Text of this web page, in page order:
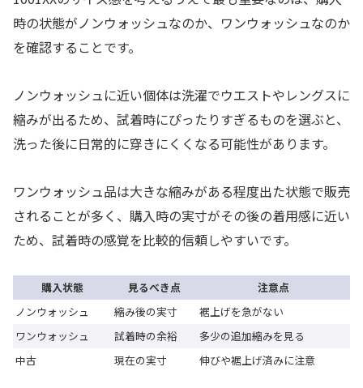
時の状態がノンウォッシュなのか、ワンウォッシュなのか
を確認することです。
ノンウォッシュに近い個体は洗濯でウエストやレングスに
縮みが出るため、試着時にぴったりすぎるものを選ぶと、
洗った後に日常的に穿きにくくなる可能性があります。
ワンウォッシュ品は大きな縮みがある程度出た状態で販売
されることが多く、購入時の実寸がその後の着用感に近い
ため、試着時の感覚を比較的信頼しやすいです。
購入状態 見るべき点
注意点
ノンウォッシュ
縮み後の実寸
裾上げを急がない
ワンウォッシュ
試着時の余裕
多少の追加縮みを見る
中古
現在の実寸 伸びや裾上げ済みに注意